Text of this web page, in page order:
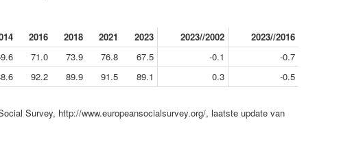
2016 2018 2021 2023 2023//2002
2023//2016
71.0 73.9 76.8 67.5 -0.1
-0.7
92.2 89.9 91.5 89.1 0.3
-0.5
Survey, http://www.europeansocialsurvey.org/, laatste update van